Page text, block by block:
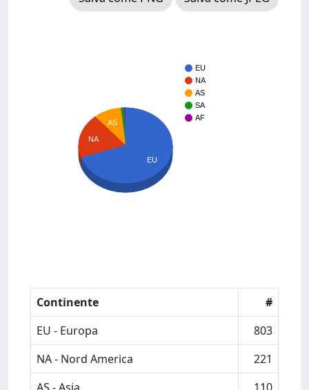
EU
NA
AS
SA
AF
AS
NA
EU
Continente
#
EU - Europa
803
NA - Nord America
221